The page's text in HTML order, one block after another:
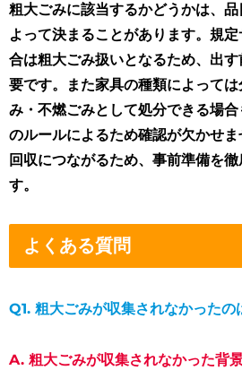
粗大ごみに該当するかどうかは、
よって決まることがあります。規
合は粗大ごみ扱いとなるため、出
要です。また家具の種類によって
み・不燃ごみとして処分できる場
のルールによるため確認が欠かせ
回収につながるため、事前準備を
す。
よくある質問
Q1. 粗大ごみが収集されなかったの
A. 粗大ごみが収集されなかった背